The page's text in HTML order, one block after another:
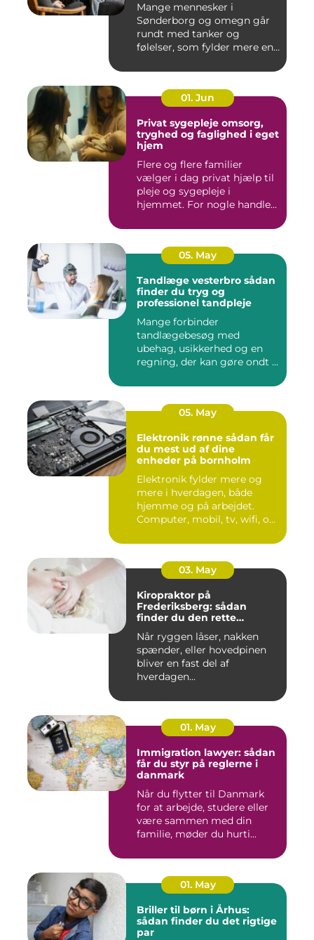
Mange mennesker i
Sønderborg og omegn går
rundt med tanker og
følelser, som fylder mere end
01. Jun
Privat sygepleje omsorg,
tryghed og faglighed i eget
hjem
Flere og flere familier
vælger i dag privat hjælp til
pleje og sygepleje i
hjemmet. For nogle handle...
05. May
Tandlæge vesterbro sådan
finder du tryg og
professionel tandpleje
Mange forbinder
tandlægebesøg med
ubehag, usikkerhed og en
regning, der kan gøre ondt i
05. May
Elektronik rønne sådan får
du mest ud af dine
enheder på bornholm
Elektronik fylder mere og
mere i hverdagen, både
hjemme og på arbejdet.
Computer, mobil, tv, wifi, o...
03. May
Kiropraktor på
Frederiksberg: sådan
finder du den rette
Når ryggen låser, nakken
spænder, eller hovedpinen
bliver en fast del af
hverdagen...
01. May
Immigration lawyer: sådan
får du styr på reglerne i
danmark
Når du flytter til Danmark
for at arbejde, studere eller
være sammen med din
familie, møder du hurti...
01. May
Briller til børn i Århus:
sådan finder du det rigtige
par